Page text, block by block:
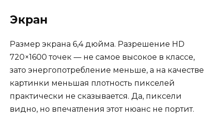
Экран
Размер экрана 6,4 дюйма. Разрешение HD
720×1600 точек — не самое высокое в классе,
зато энергопотребление меньше, а на качестве
картинки меньшая плотность пикселей
практически не сказывается. Да, пиксели
видно, но впечатления этот нюанс не портит.